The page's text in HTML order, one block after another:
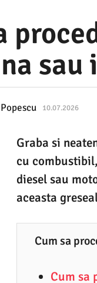
sau
10.07.2026
0
.
2
0
2
Graba si
cu
diesel sau
aceasta
Cum sa
Cum sa